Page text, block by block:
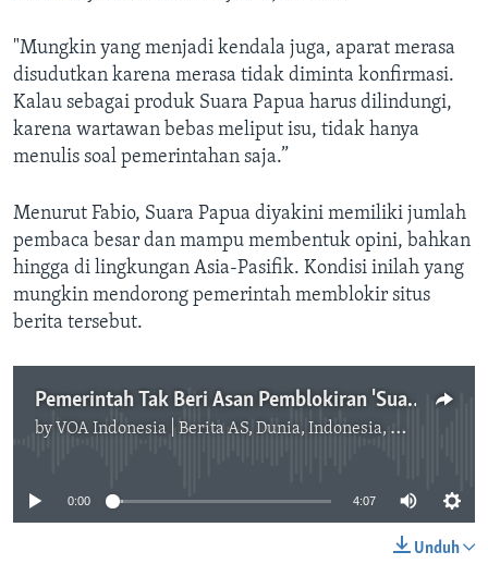
"Mungkin yang menjadi kendala juga, aparat merasa
disudutkan karena merasa tidak diminta konfirmasi.
Kalau sebagai produk Suara Papua harus dilindungi,
karena wartawan bebas meliput isu, tidak hanya
menulis soal pemerintahan saja.”
Menurut Fabio, Suara Papua diyakini memiliki jumlah
pembaca besar dan mampu membentuk opini, bahkan
hingga di lingkungan Asia-Pasifik. Kondisi inilah yang
mungkin mendorong pemerintah memblokir situs
berita tersebut.
Pemerintah Tak Beri Asan Pemblokiran 'Suara Papua'
by VOA Indonesia | Berita AS, Dunia, Indonesia, Diaspora Indonesia di AS
No media source currently available
0:00 4:07
Unduh